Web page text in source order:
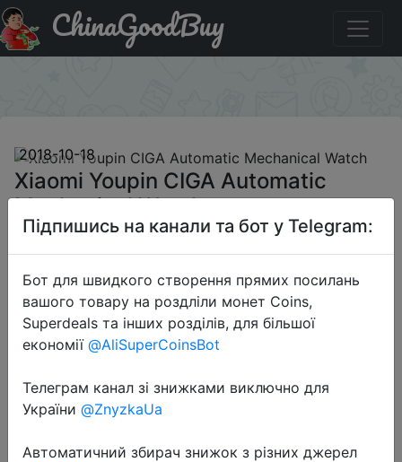
Купити на розпродажі Xiaomi Youpin CIGA Automatic
Mechanical Watch
ChinaGoodBuy
2018-10-18
Xiaomi Youpin CIGA Automatic
Mechanical Watch
$100.95
Sale
Підпишись на канали та бот у Telegram:
Бот для швидкого створення прямих посилань
вашого товару на роздліли монет Coins,
Superdeals та інших розділів, для більшої
економії @AliSuperCoinsBot
Телеграм канал зі знижками виключно для
України @ZnyzkaUa
Автоматичний збирач знижок з різних джерел